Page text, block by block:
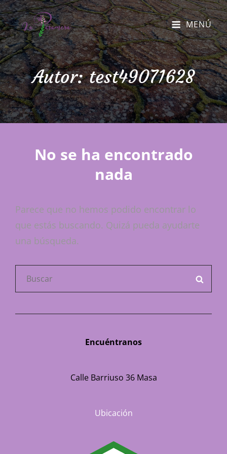
MENÚ
Autor:test49071628
No se ha encontrado
nada
Parece que no hemos podido encontrar lo
que estás buscando. Quizá pueda ayudarte
una búsqueda.
Encuéntranos
Calle Barriuso 36 Masa
Ubicación